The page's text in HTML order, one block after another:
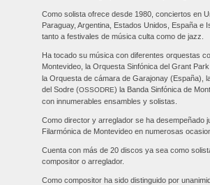
Como solista ofrece desde 1980, conciertos en
Paraguay, Argentina, Estados Unidos, España e
tanto a festivales de música culta como de jazz.
Ha tocado su música con diferentes orquestas
Montevideo, la Orquesta Sinfónica del Grant
la Orquesta de cámara de Garajonay (España),
del Sodre (OSSODRE) la Banda Sinfónica de
con innumerables ensambles y solistas.
Como director y arreglador se ha desempeñado
Filarmónica de Montevideo en numerosas
Cuenta con más de 20 discos ya sea como
compositor o arreglador.
Como compositor ha sido distinguido por